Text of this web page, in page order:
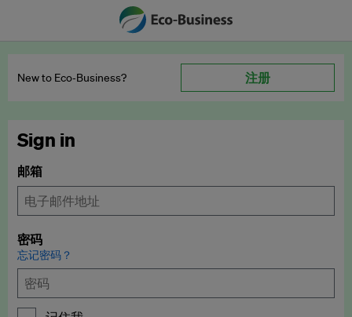
New to Eco‑Business? 注册
Sign in
邮箱
密码
忘记密码？